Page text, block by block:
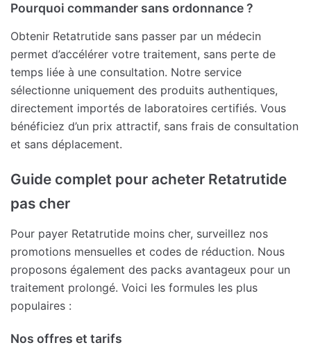
Pourquoi commander sans ordonnance ?
Obtenir Retatrutide sans passer par un médecin
permet d’accélérer votre traitement, sans perte de
temps liée à une consultation. Notre service
sélectionne uniquement des produits authentiques,
directement importés de laboratoires certifiés. Vous
bénéficiez d’un prix attractif, sans frais de consultation
et sans déplacement.
Guide complet pour acheter Retatrutide
pas cher
Pour payer Retatrutide moins cher, surveillez nos
promotions mensuelles et codes de réduction. Nous
proposons également des packs avantageux pour un
traitement prolongé. Voici les formules les plus
populaires :
Nos offres et tarifs